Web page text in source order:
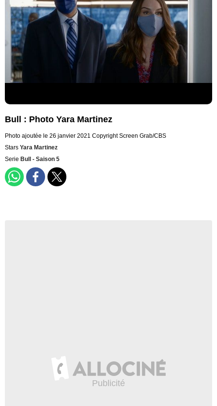
Bull : Photo Yara Martinez
Photo ajoutée le 26 janvier 2021 Copyright Screen Grab/CBS
Stars Yara Martinez
Serie Bull - Saison 5